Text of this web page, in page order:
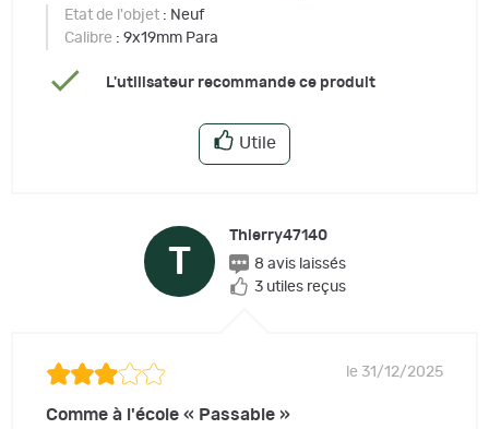
Etat de l'objet : Neuf
Calibre : 9x19mm Para
L'utilisateur recommande ce produit
Utile
T
Thierry47140
8 avis laissés
3 utiles reçus
le 31/12/2025
Comme à l'école « Passable »